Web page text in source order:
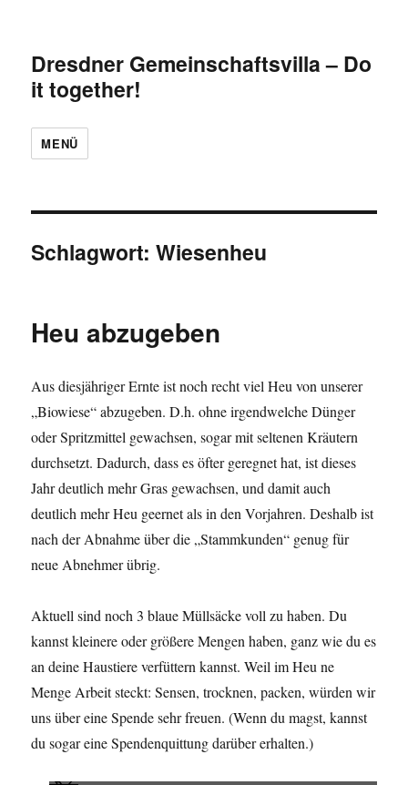
Dresdner Gemeinschaftsvilla – Do
it together!
MENÜ
Schlagwort:Wiesenheu
Heu abzugeben
Aus diesjähriger Ernte ist noch recht viel Heu von unserer
„Biowiese“ abzugeben. D.h. ohne irgendwelche Dünger
oder Spritzmittel gewachsen, sogar mit seltenen Kräutern
durchsetzt. Dadurch, dass es öfter geregnet hat, ist dieses
Jahr deutlich mehr Gras gewachsen, und damit auch
deutlich mehr Heu geernet als in den Vorjahren. Deshalb ist
nach der Abnahme über die „Stammkunden“ genug für
neue Abnehmer übrig.
Aktuell sind noch 3 blaue Müllsäcke voll zu haben. Du
kannst kleinere oder größere Mengen haben, ganz wie du es
an deine Haustiere verfüttern kannst. Weil im Heu ne
Menge Arbeit steckt: Sensen, trocknen, packen, würden wir
uns über eine Spende sehr freuen. (Wenn du magst, kannst
du sogar eine Spendenquittung darüber erhalten.)